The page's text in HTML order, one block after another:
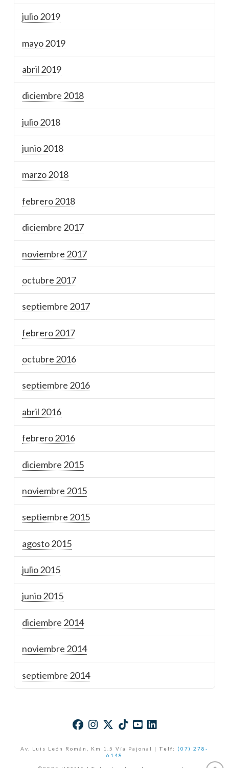
julio 2019
mayo 2019
abril 2019
diciembre 2018
julio 2018
junio 2018
marzo 2018
febrero 2018
diciembre 2017
noviembre 2017
octubre 2017
septiembre 2017
febrero 2017
octubre 2016
septiembre 2016
abril 2016
febrero 2016
diciembre 2015
noviembre 2015
septiembre 2015
agosto 2015
julio 2015
junio 2015
diciembre 2014
noviembre 2014
septiembre 2014
Av. Luis León Román, Km 1.5 Vía Pajonal | Telf:
(07) 278-
6148